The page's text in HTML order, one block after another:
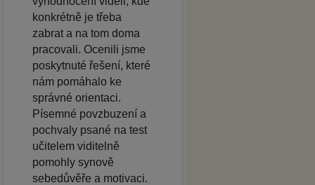
konkrétně je třeba
zabrat a na tom doma
pracovali. Ocenili jsme
poskytnuté řešení, které
nám pomáhalo ke
správné orientaci.
Písemné povzbuzení a
pochvaly psané na test
učitelem viditelně
pomohly synově
sebedůvěře a motivaci.